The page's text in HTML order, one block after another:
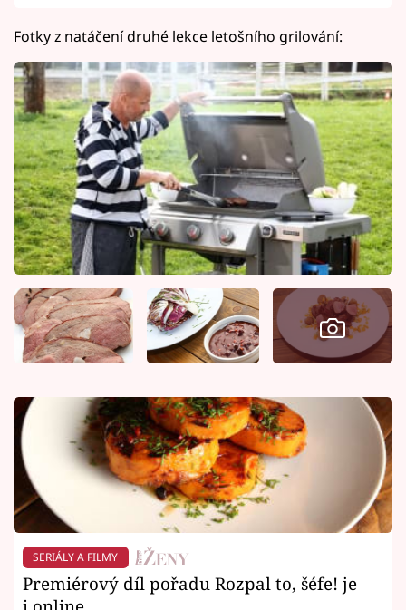
Fotky z natáčení druhé lekce letošního grilování:
SERIÁLY A FILMY
Premiérový díl pořadu Rozpal to, šéfe! je